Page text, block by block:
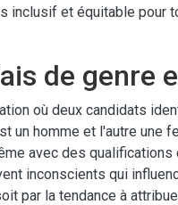
inclusif et équitable pour
de genre
où deux candidats
un homme et l'autre une
avec des
inconscients qui
par la tendance à